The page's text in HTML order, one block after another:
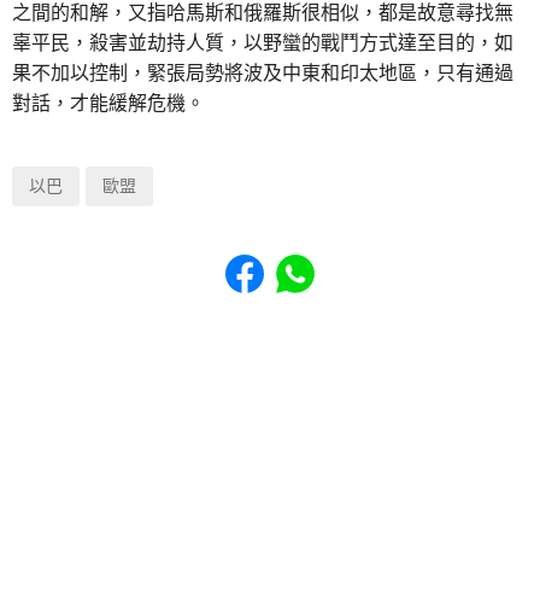
之間的和解，又指哈馬斯和俄羅斯很相似，都是故意尋找無
辜平民，殺害並劫持人質，以野蠻的戰鬥方式達至目的，如
果不加以控制，緊張局勢將波及中東和印太地區，只有通過
對話，才能緩解危機。
以巴 歐盟
Share to Facebook
Share to WhatsApp